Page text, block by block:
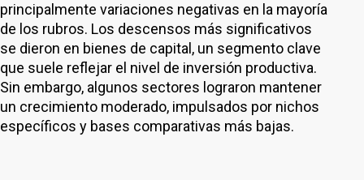
principalmente variaciones negativas en la mayoría
de los rubros. Los descensos más significativos
se dieron en bienes de capital, un segmento clave
que suele reflejar el nivel de inversión productiva.
Sin embargo, algunos sectores lograron mantener
un crecimiento moderado, impulsados por nichos
específicos y bases comparativas más bajas.